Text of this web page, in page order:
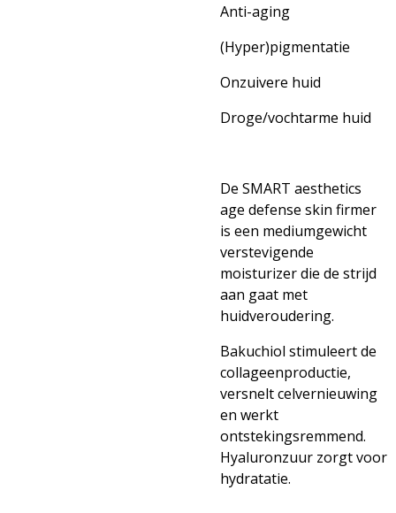
Anti-aging
(Hyper)pigmentatie
Onzuivere huid
Droge/vochtarme huid
De SMART aesthetics
age defense skin firmer
is een mediumgewicht
verstevigende
moisturizer die de strijd
aan gaat met
huidveroudering.
Bakuchiol stimuleert de
collageenproductie,
versnelt celvernieuwing
en werkt
ontstekingsremmend.
Hyaluronzuur zorgt voor
hydratatie.